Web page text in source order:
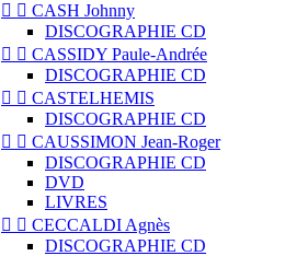
  CASH Johnny
DISCOGRAPHIE CD
  CASSIDY Paule-Andrée
DISCOGRAPHIE CD
  CASTELHEMIS
DISCOGRAPHIE CD
  CAUSSIMON Jean-Roger
DISCOGRAPHIE CD
DVD
LIVRES
  CECCALDI Agnès
DISCOGRAPHIE CD